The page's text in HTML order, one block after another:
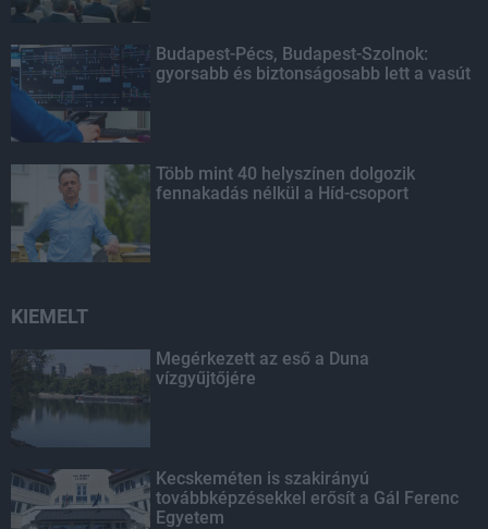
Budapest-Pécs, Budapest-Szolnok:
gyorsabb és biztonságosabb lett a vasút
Több mint 40 helyszínen dolgozik
fennakadás nélkül a Híd-csoport
KIEMELT
Megérkezett az eső a Duna
vízgyűjtőjére
Kecskeméten is szakirányú
továbbképzésekkel erősít a Gál Ferenc
Egyetem